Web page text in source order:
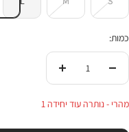
כמות:
העלי
מהרי - נותרה עוד יחידה 1